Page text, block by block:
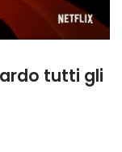
tutti gli